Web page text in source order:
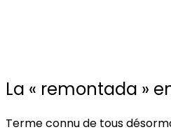
La « remontada »
Terme connu de tous